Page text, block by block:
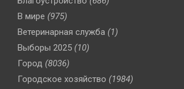
В мире (975)
Ветеринарная служба (1)
Выборы 2025 (10)
Город (8036)
Городское хозяйство (1984)